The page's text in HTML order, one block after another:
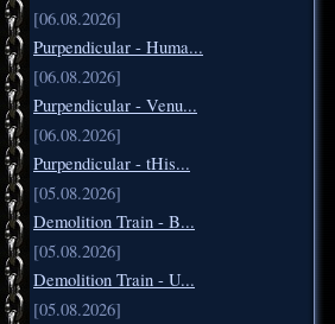
[06.08.2026]
Purpendicular - Huma...
[06.08.2026]
Purpendicular - Venu...
[06.08.2026]
Purpendicular - tHis...
[05.08.2026]
Demolition Train - B...
[05.08.2026]
Demolition Train - U...
[05.08.2026]